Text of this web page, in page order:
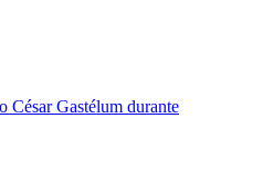
César Gastélum durante